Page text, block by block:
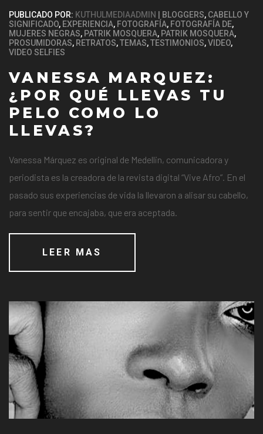
PUBLICADO POR: KUTHULMEDIAADMIN BLOGGERS, CABELLO Y
SIGNIFICADO, EXPERIENCIA, FOTOGRAFÍA, FOTOGRAFÍA DE,
MUJERES NEGRAS, PATRIK MOSQUERA, PATRIK MOSQUERA,
PROSUMIDORAS, RETRATOS,TEMAS,TESTIMONIOS,VIDEO,
VIDEO SELFIES
VANESSA MARQUEZ:
¿POR QUÉ LLEVAS TU
PELO COMO LO
LLEVAS?
Vanessa Márquez es original de Medellin, comunicadora y
periodista es la creadora de la revista digital “Vive Afro”. En el
pasado sus experiencias de vida la llevaron a alisar su cabello,
para sentir que encajaba, que era aceptada.
LEER MAS